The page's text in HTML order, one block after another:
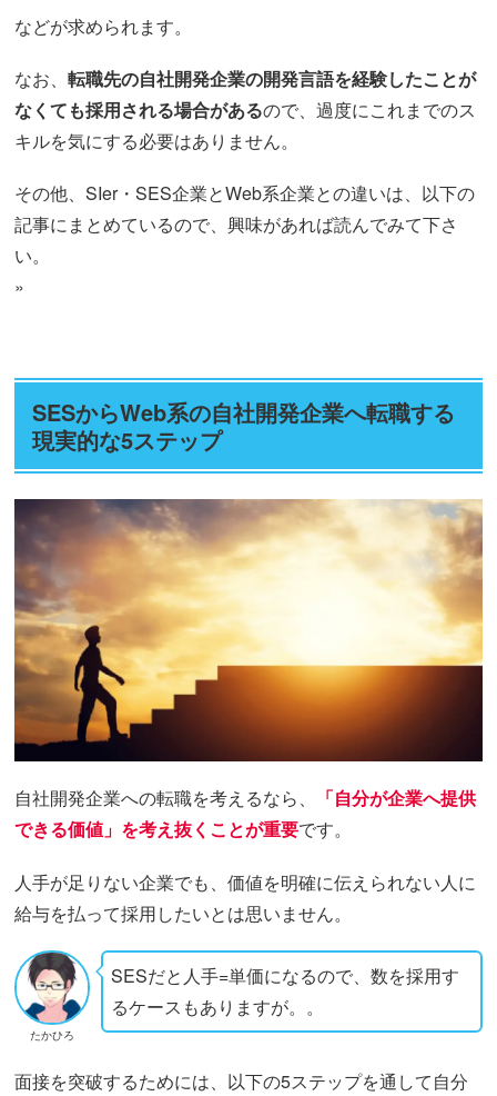
などが求められます。
なお、転職先の自社開発企業の開発言語を経験したことが
なくても採用される場合があるので、過度にこれまでのス
キルを気にする必要はありません。
その他、SIer・SES企業とWeb系企業との違いは、以下の
記事にまとめているので、興味があれば読んでみて下さ
い。
»
SESからWeb系の自社開発企業へ転職する
現実的な5ステップ
自社開発企業への転職を考えるなら、
「自分が企業へ提供
できる価値」を考え抜くことが重要です。
人手が足りない企業でも、価値を明確に伝えられない人に
給与を払って採用したいとは思いません。
たかひろ
SESだと人手=単価になるので、数を採用す
るケースもありますが。。
面接を突破するためには、以下の5ステップを通して自分